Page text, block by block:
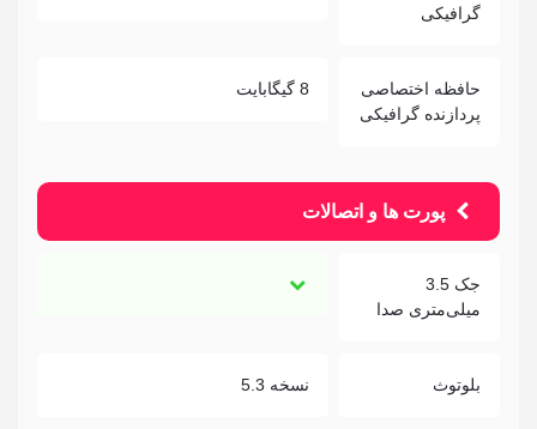
گرافیکی
حافظه اختصاصی
پردازنده گرافیکی
8 گیگابایت
پورت ها و اتصالات
جک 3.5
میلی‌متری صدا
بلوتوث نسخه 5.3